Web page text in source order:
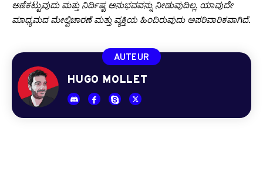
ಅಣೆಕಟ್ಟುವುದು ಮತ್ತು ನಿರ್ದಿಷ್ಟ ಅನುಭವವನ್ನು ನೀಡುವುದಿಲ್ಲ. ಯಾವುದೇ
ಮಾಧ್ಯಮದ ಮೇಲ್ವಿಚಾರಣೆ ಮತ್ತು ವ್ಯಕ್ತಿಯ ಹಿಂದಿರುವುದು ಅಪರಿವಾರಿಕವಾಗಿದೆ.
AUTEUR
HUGO MOLLET